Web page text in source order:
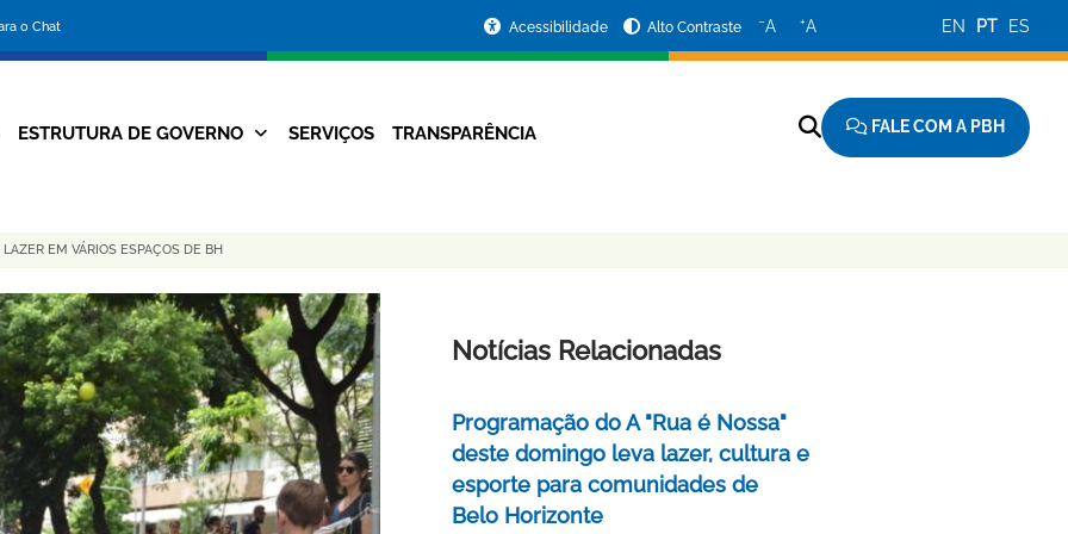
o Chat
da
Prefeitura
Acessibilidade Alto Contraste −A +A EN PT ES
Navegação
ESTRUTURA DE GOVERNO SERVIÇOS TRANSPARÊNCIA FALE COM A PBH
EM VÁRIOS ESPAÇOS DE BH
Notícias Relacionadas
Programação do A "Rua é Nossa"
deste domingo leva lazer, cultura e
esporte para comunidades de
Belo Horizonte